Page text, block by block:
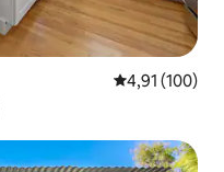
Просечна
4,91 (100)